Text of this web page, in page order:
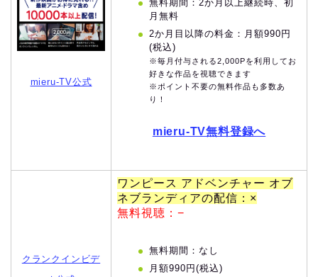
mieru-TV公式
無料期間：2か月以上継続時、初
月無料
2か月目以降の料金：月額990円
(税込)
※毎月付与される2,000Pを利用してお
好きな作品を視聴できます
※ポイント不要の無料作品も多数あ
り！
mieru-TV無料登録へ
クランクインビデ
ワンピース アドベンチャー オブ
ネブランディアの配信：×
無料視聴：−
無料期間：なし
月額990円(税込)